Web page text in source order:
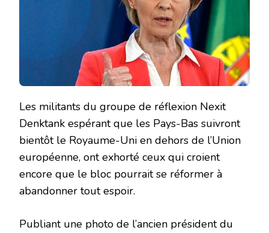
Les militants du groupe de réflexion Nexit
Denktank espérant que les Pays-Bas suivront
bientôt le Royaume-Uni en dehors de l’Union
européenne, ont exhorté ceux qui croient
encore que le bloc pourrait se réformer à
abandonner tout espoir.
Publiant une photo de l’ancien président du